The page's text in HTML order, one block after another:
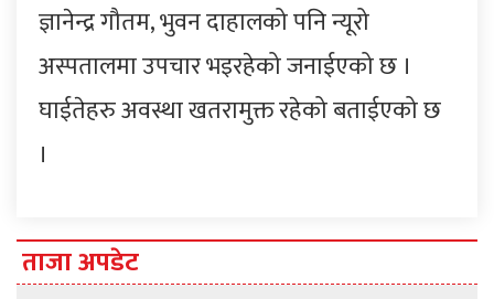
ज्ञानेन्द्र गौतम, भुवन दाहालको पनि न्यूरो
अस्पतालमा उपचार भइरहेको जनाईएको छ ।
घाईतेहरु अवस्था खतरामुक्त रहेको बताईएको छ
।
ताजा अपडेट